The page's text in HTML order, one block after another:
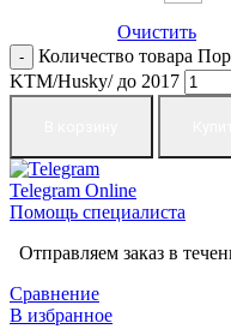
Очистить
Количество товара
KTM/Husky/ до 2017
Telegram Online
Помощь специалиста
Отправляем заказ в
Сравнение
В избранное